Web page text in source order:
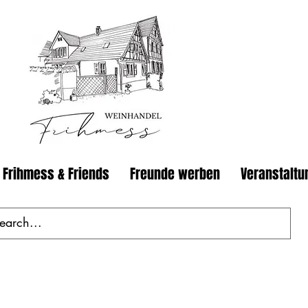
& Friends Freunde werben